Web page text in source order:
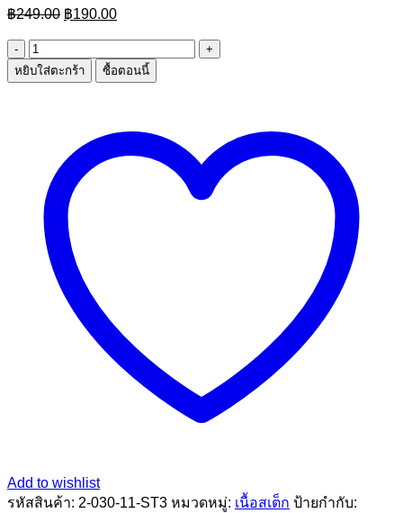
฿249.00 Original
price
was:
฿249.00.
฿190.00Current
price
is:
฿190.00.
จำนวน
เนื้อ
ออสเตรเลีย
เต๊ก
350
กรัม
หยิบใส่ตะกร้า ซื้อตอนนี้
Add to wishlist
รหัสสินค้า: 2-030-11-ST3 หมวดหมู่: เนื้อสเต็ก ป้ายกำกับ: